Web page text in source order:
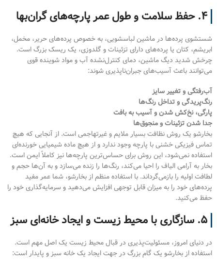
۴. حفظ سلامت و طول عمر پارچه‌های گران‌بها
شستشوی پرده‌ها در ماشین لباسشویی، به خصوص پرده‌های حریر، مخمل،
ابریشم، کتان یا پرده‌های دارای تزئینات و گلدوزی، یک ریسک بزرگ است.
چرخش شدید دیگ ماشین، دمای کنترل‌نشده آب و مواد شوینده قوی
می‌توانند باعث آسیب‌های جبران‌ناپذیری شوند:
آب‌رفتگی و تغییر سایز
رنگ‌پریدگی و تداخل رنگ‌ها
پارگی، نخ‌کش شدن و آسیب به بافت
جدا شدن تزئینات و منجوق‌ها
بخارشو یک روش نظافت بسیار ملایم و غیرتهاجمی است. از آنجایی که هیچ
تماس فیزیکی خشنی با پارچه وجود ندارد و از هیچ ماده شیمیایی خورنده‌ای
استفاده نمی‌شود، این روش برای حساس‌ترین پارچه‌ها نیز کاملاً ایمن است.
بخار به آرامی الیاف را احیا می‌کند، رنگ‌ها را زنده می‌سازد و به آن‌ها حجم و
لطافت اولیه را بازمی‌گرداند. با استفاده منظم از بخارشو، شما عمر مفید
پرده‌های خود را به میزان قابل توجهی افزایش می‌دهید و سرمایه‌گذاری خود را
حفظ می‌کنید.
۵. سازگاری با محیط زیست و ایجاد خانه‌ای سبز
در دنیای امروز، مسئولیت‌پذیری در قبال محیط زیست یک اصل مهم است.
استفاده از بخارشو یک گام بزرگ در جهت ایجاد یک خانه سبز و پایدار است: